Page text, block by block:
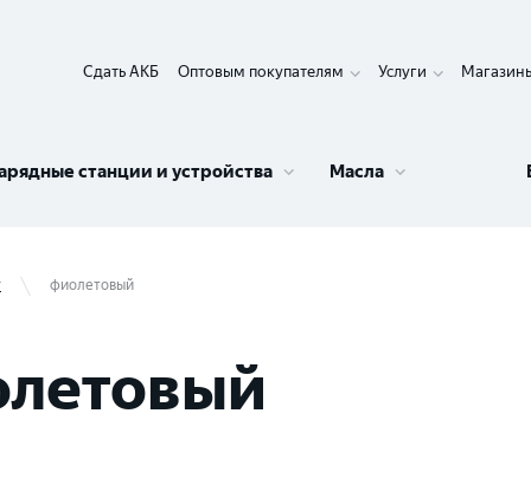
Сдать АКБ Оптовым покупателям Услуги
станции и устройства Масла
фиолетовый